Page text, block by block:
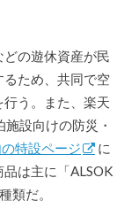
の遊休資産が民
ため、共同で空
う。また、楽天
設向けの防災・
特設ページ
に
は主に「ALSOK
類だ。